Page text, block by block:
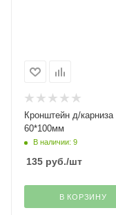
Кронштейн д/карниза
60*100мм
В наличии: 9
135 руб./шт
В КОРЗИНУ